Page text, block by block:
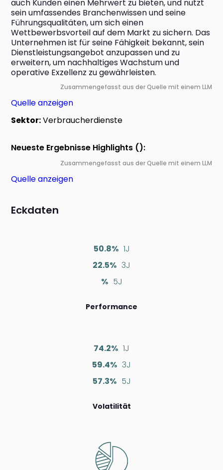
auch Kunden einen Mehrwert zu bieten, und nutzt
sein umfassendes Branchenwissen und seine
Führungsqualitäten, um sich einen
Wettbewerbsvorteil auf dem Markt zu sichern. Das
Unternehmen ist für seine Fähigkeit bekannt, sein
Dienstleistungsangebot anzupassen und zu
erweitern, um nachhaltiges Wachstum und
operative Exzellenz zu gewährleisten.
Zusammengefasst aus der Quelle mit einem LLM
Quelle anzeigen
Sektor:Verbraucherdienste
Neueste Ergebnisse Highlights ():
Zusammengefasst aus der Quelle mit einem LLM
Quelle anzeigen
Eckdaten
50.8% 1J
22.5% 3J
% 5J
Performance
74.2% 1J
59.4% 3J
57.3% 5J
Volatilität